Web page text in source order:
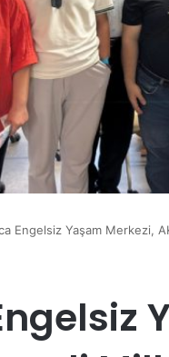
Engelsiz Yaşam Merkezi,